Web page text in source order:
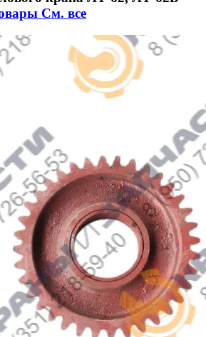
См. все